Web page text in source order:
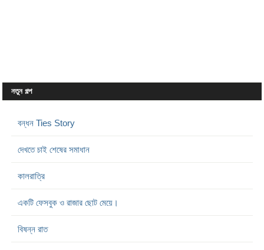
নতুন গল্প
বন্ধন Ties Story
দেখতে চাই শেষের সমাধান
কালরাত্রি
একটি ফেসবুক ও রাজার ছোট মেয়ে।
বিষন্ন রাত